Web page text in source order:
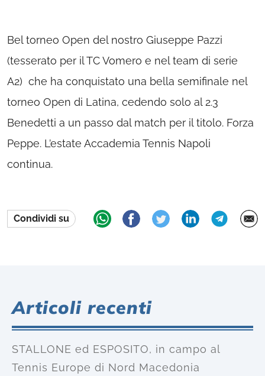
Bel torneo Open del nostro Giuseppe Pazzi
(tesserato per il TC Vomero e nel team di serie
A2) che ha conquistato una bella semifinale nel
torneo Open di Latina, cedendo solo al 2.3
Benedetti a un passo dal match per il titolo. Forza
Peppe. L’estate Accademia Tennis Napoli
continua.
Condividi su
Articoli recenti
STALLONE ed ESPOSITO, in campo al
Tennis Europe di Nord Macedonia